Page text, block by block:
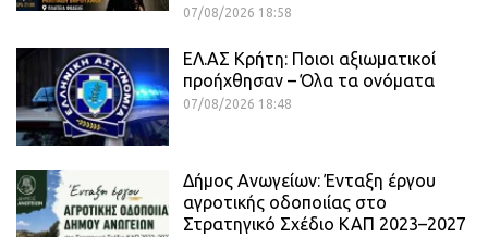
07/08/2026 18:58
ΕΛ.ΑΣ Κρήτη: Ποιοι αξιωματικοί
προήχθησαν – Όλα τα ονόματα
07/08/2026 18:48
Δήμος Ανωγείων: Ένταξη έργου
αγροτικής οδοποιίας στο
Στρατηγικό Σχέδιο ΚΑΠ 2023–2027